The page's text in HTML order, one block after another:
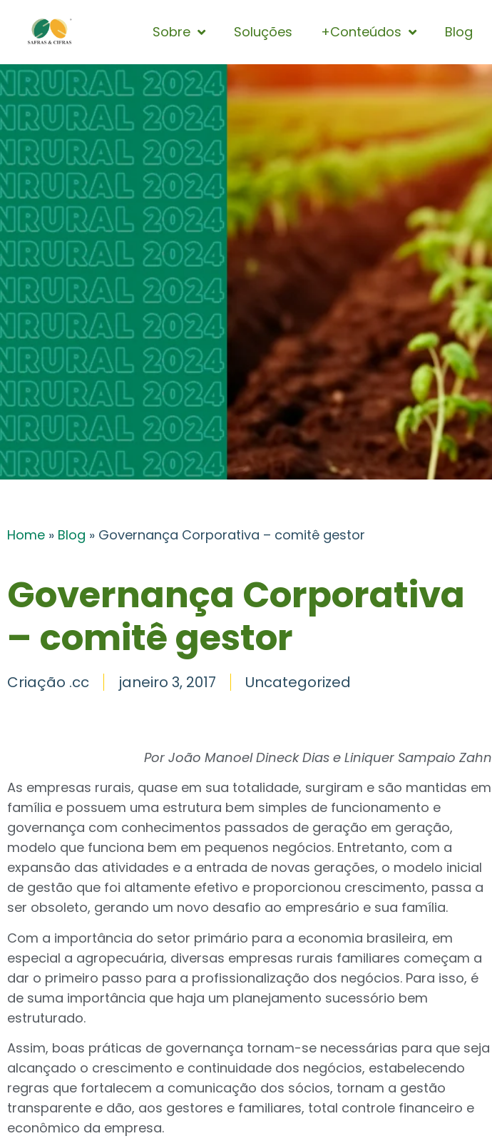
Sobre Soluções +Conteúdos Blog
Home » Blog » Governança Corporativa – comitê gestor
Governança Corporativa
– comitê gestor
Criação .cc janeiro 3, 2017 Uncategorized
Por João Manoel Dineck Dias e Liniquer Sampaio Zahn
As empresas rurais, quase em sua totalidade, surgiram e são mantidas em
família e possuem uma estrutura bem simples de funcionamento e
governança com conhecimentos passados de geração em geração,
modelo que funciona bem em pequenos negócios. Entretanto, com a
expansão das atividades e a entrada de novas gerações, o modelo inicial
de gestão que foi altamente efetivo e proporcionou crescimento, passa a
ser obsoleto, gerando um novo desafio ao empresário e sua família.
Com a importância do setor primário para a economia brasileira, em
especial a agropecuária, diversas empresas rurais familiares começam a
dar o primeiro passo para a profissionalização dos negócios. Para isso, é
de suma importância que haja um planejamento sucessório bem
estruturado.
Assim, boas práticas de governança tornam-se necessárias para que seja
alcançado o crescimento e continuidade dos negócios, estabelecendo
regras que fortalecem a comunicação dos sócios, tornam a gestão
transparente e dão, aos gestores e familiares, total controle financeiro e
econômico da empresa.